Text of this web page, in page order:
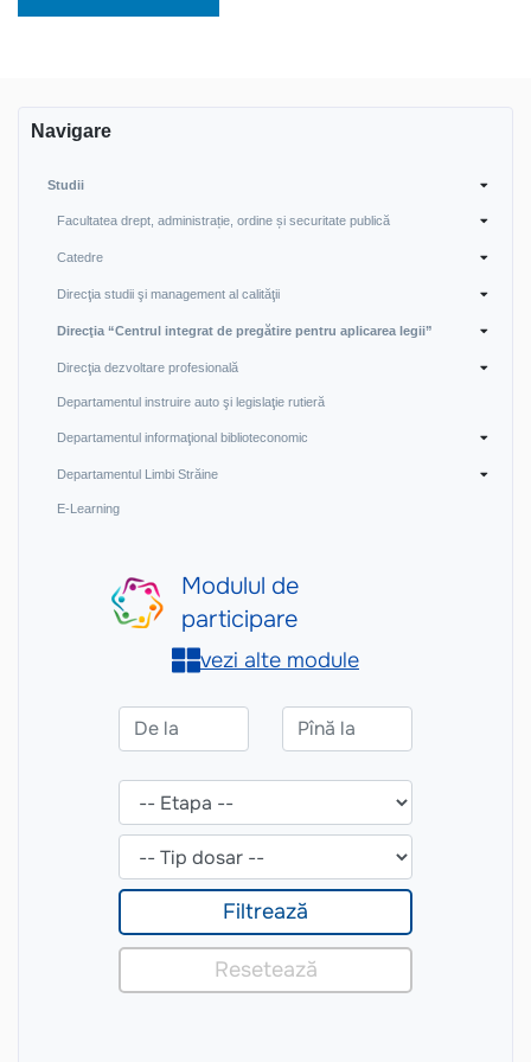
Navigare
Studii
Facultatea drept, administrație, ordine și securitate publică
Catedre
Direcţia studii şi management al calităţii
Direcţia “Centrul integrat de pregătire pentru aplicarea legii”
Direcţia dezvoltare profesională
Departamentul instruire auto şi legislaţie rutieră
Departamentul informaţional biblioteconomic
Departamentul Limbi Străine
E-Learning